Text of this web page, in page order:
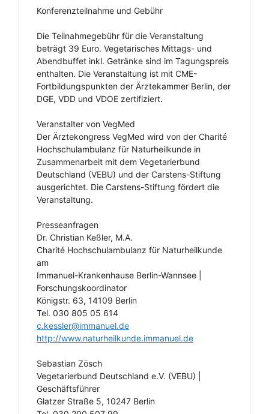
Konferenzteilnahme und Gebühr
Die Teilnahmegebühr für die Veranstaltung
beträgt 39 Euro. Vegetarisches Mittags- und
Abendbuffet inkl. Getränke sind im Tagungspreis
enthalten. Die Veranstaltung ist mit CME-
Fortbildungspunkten der Ärztekammer Berlin, der
DGE, VDD und VDOE zertifiziert.
Veranstalter von VegMed
Der Ärztekongress VegMed wird von der Charité
Hochschulambulanz für Naturheilkunde in
Zusammenarbeit mit dem Vegetarierbund
Deutschland (VEBU) und der Carstens-Stiftung
ausgerichtet. Die Carstens-Stiftung fördert die
Veranstaltung.
Presseanfragen
Dr. Christian Keßler, M.A.
Charité Hochschulambulanz für Naturheilkunde
am
Immanuel-Krankenhause Berlin-Wannsee |
Forschungskoordinator
Königstr. 63, 14109 Berlin
Tel. 030 805 05 614
c.kessler@immanuel.de
http://www.naturheilkunde.immanuel.de
Sebastian Zösch
Vegetarierbund Deutschland e.V. (VEBU) |
Geschäftsführer
Glatzer Straße 5, 10247 Berlin